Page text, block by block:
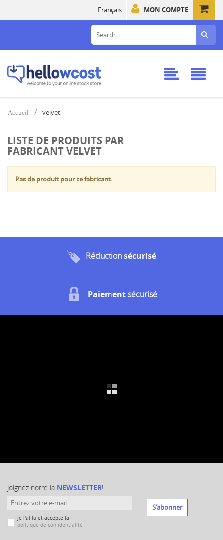
MON COMPTE
Français
Accueil velvet
LISTE DE PRODUITS PAR
FABRICANT VELVET
Pas de produit pour ce fabricant.
Réductionsécurisé
Paiementsécurisé
Joignez notre la NEWSLETTER!
Je l'ai lu et accepte la
politique de confidentialité
S'abonner